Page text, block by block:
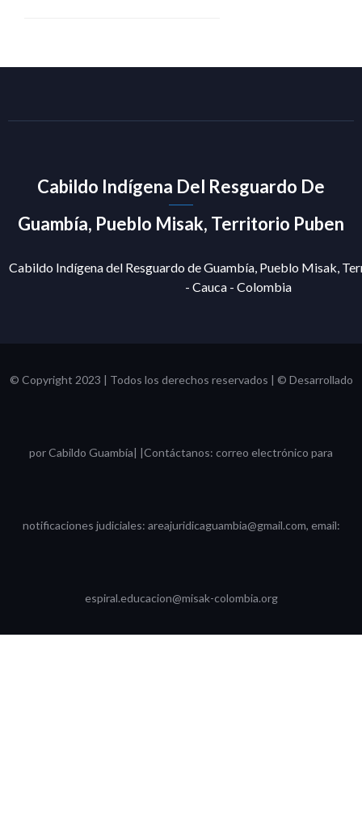
Cabildo Indígena Del Resguardo De
Guambía, Pueblo Misak, Territorio Puben
Cabildo Indígena del Resguardo de Guambía, Pueblo Misak,
- Cauca - Colombia
© Copyright 2023 | Todos los derechos reservados | © Desarrollado
por Cabildo Guambía| |Contáctanos: correo electrónico para
notificaciones judiciales: areajuridicaguambia@gmail.com, email:
espiral.educacion@misak-colombia.org